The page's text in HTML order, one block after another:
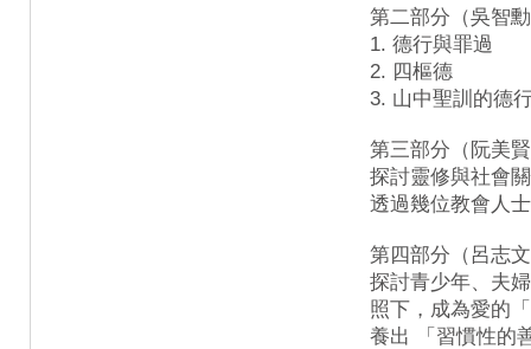
第二部分（吳智
1. 德行與罪過
2. 四樞德
3. 山中聖訓的德
第三部分（阮美
探討靈修與社會
透過幾位教會人
第四部分（呂志
探討青少年、夫
照下，成為愛的
養出 「習慣性的